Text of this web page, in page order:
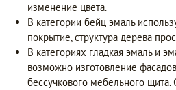
изменение цвета.
В категории бейц эмаль
покрытие, структура дерева
В категориях гладкая эмаль и
возможно изготовление
бессучкового мебельного щита.